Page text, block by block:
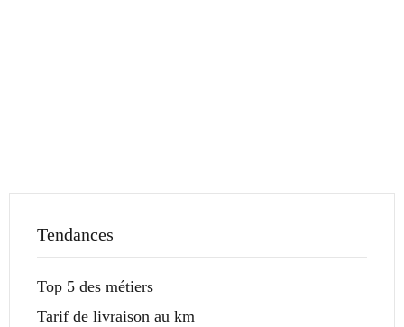
Tendances
Top 5 des métiers
Tarif de livraison au km